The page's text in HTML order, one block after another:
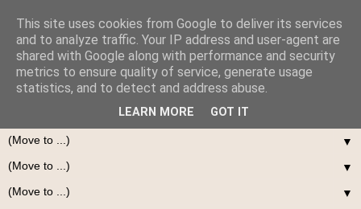
▼
▼
▼
This site uses cookies from Google to deliver its services
and to analyze traffic. Your IP address and user-agent are
shared with Google along with performance and security
metrics to ensure quality of service, generate usage
statistics, and to detect and address abuse.
LEARN MORE GOT IT